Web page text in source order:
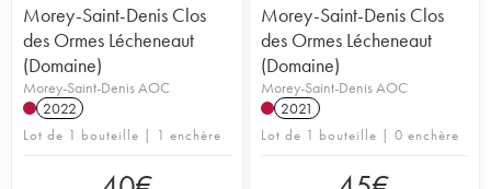
Morey-Saint-Denis Clos
des Ormes Lécheneaut
(Domaine)
Morey-Saint-Denis AOC
2022
Lot de 1 bouteille | 1 enchère
Morey-Saint-Denis Clos
des Ormes Lécheneaut
(Domaine)
Morey-Saint-Denis AOC
2021
Lot de 1 bouteille | 0 enchère